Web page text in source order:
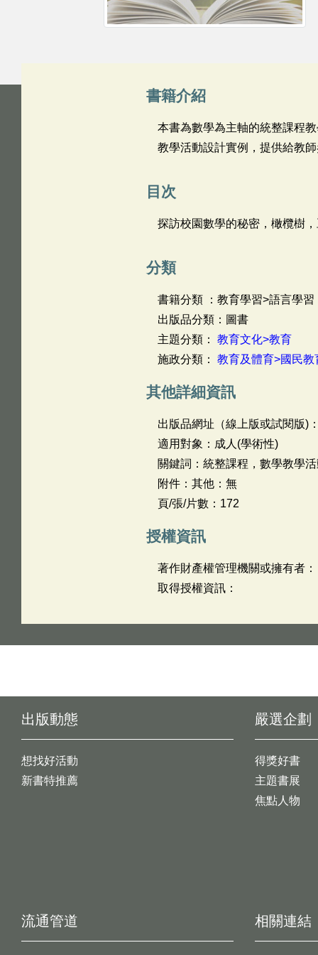
書籍介紹
本書為數學為主軸的統整課程
教學活動設計實例，提供給教
目次
探訪校園數學的秘密，橄欖樹
分類
書籍分類 ：教育學習>語言學
出版品分類：圖書
主題分類： 教育文化>教育
施政分類： 教育及體育>國民教
其他詳細資訊
出版品網址（線上版或試閱版)
適用對象：成人(學術性)
關鍵詞：統整課程，數學教學
附件：其他：無
頁/張/片數：172
授權資訊
著作財產權管理機關或擁有者：
取得授權資訊：
出版動態
想找好活動
新書特推薦
嚴選企劃
得獎好書
主題書展
焦點人物
流通管道 相關連結